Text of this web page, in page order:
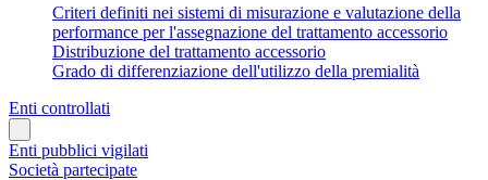
Criteri definiti nei sistemi di misurazione e valutazione della
performance per l'assegnazione del trattamento accessorio
Distribuzione del trattamento accessorio
Grado di differenziazione dell'utilizzo della premialità
Enti controllati
Enti pubblici vigilati
Società partecipate